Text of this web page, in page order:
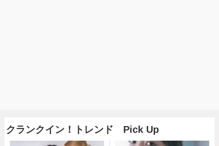
クランクイン！トレンド Pick Up